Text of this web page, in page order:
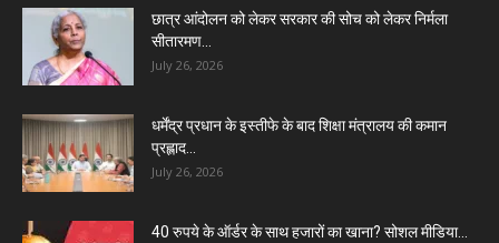
छात्र आंदोलन को लेकर सरकार की सोच को लेकर निर्मला
सीतारमण...
July 26, 2026
धर्मेंद्र प्रधान के इस्तीफे के बाद शिक्षा मंत्रालय की कमान
प्रह्लाद...
July 26, 2026
40 रुपये के ऑर्डर के साथ हजारों का खाना? सोशल मीडिया...